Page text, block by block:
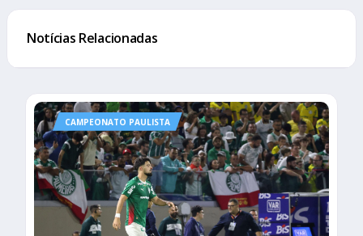
Notícias Relacionadas
CAMPEONATO PAULISTA